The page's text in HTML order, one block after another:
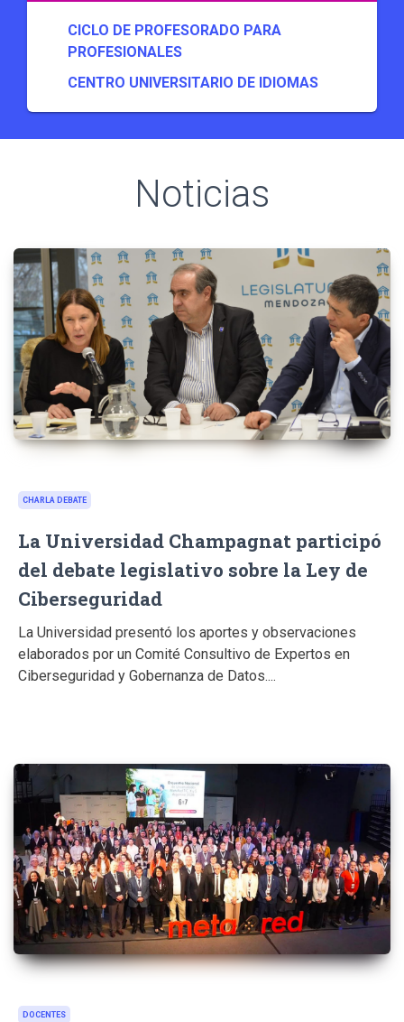
CICLO DE PROFESORADO PARA
PROFESIONALES
CENTRO UNIVERSITARIO DE IDIOMAS
Noticias
CHARLA DEBATE
La Universidad Champagnat participó
del debate legislativo sobre la Ley de
Ciberseguridad
La Universidad presentó los aportes y observaciones
elaborados por un Comité Consultivo de Expertos en
Ciberseguridad y Gobernanza de Datos....
DOCENTES